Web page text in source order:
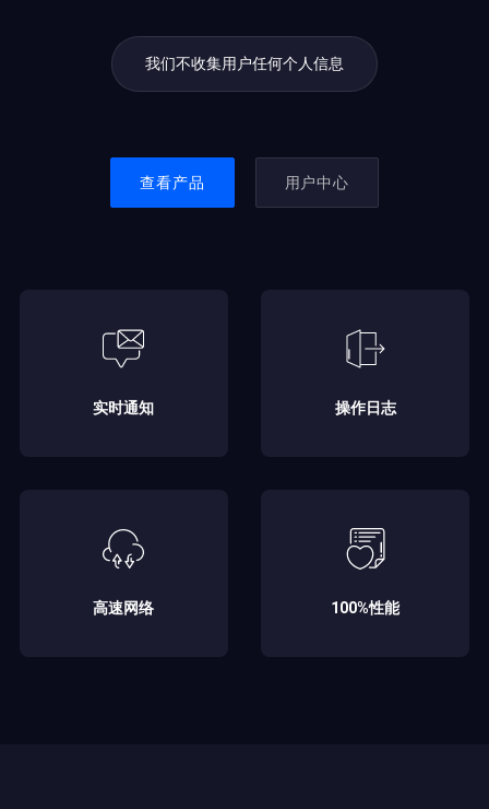
我们不收集用户任何个人信息
查看产品 用户中心
实时通知 操作日志
高速网络 100%性能